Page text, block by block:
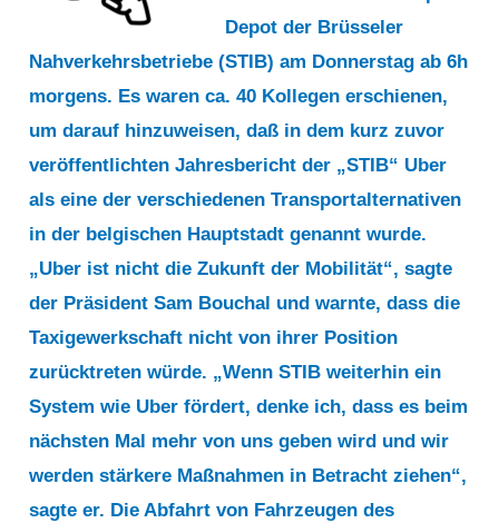
anschließen“
Depot der Brüsseler
Nahverkehrsbetriebe (STIB) am Donnerstag ab 6h
morgens. Es waren ca. 40 Kollegen erschienen,
um darauf hinzuweisen, daß in dem kurz zuvor
veröffentlichten Jahresbericht der „STIB“ Uber
als eine der verschiedenen Transportalternativen
in der belgischen Hauptstadt genannt wurde.
„Uber ist nicht die Zukunft der Mobilität“, sagte
der Präsident Sam Bouchal und warnte, dass die
Taxigewerkschaft nicht von ihrer Position
zurücktreten würde. „Wenn STIB weiterhin ein
System wie Uber fördert, denke ich, dass es beim
nächsten Mal mehr von uns geben wird und wir
werden stärkere Maßnahmen in Betracht ziehen“,
sagte er. Die Abfahrt von Fahrzeugen des